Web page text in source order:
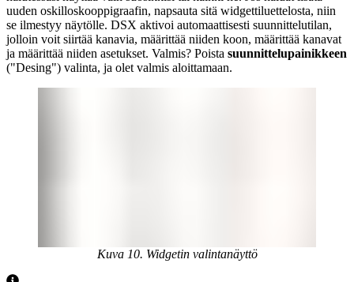
uuden oskilloskooppigraafin, napsauta sitä widgettiluettelosta, niin
se ilmestyy näytölle. DSX aktivoi automaattisesti suunnittelutilan,
jolloin voit siirtää kanavia, määrittää niiden koon, määrittää kanavat
ja määrittää niiden asetukset. Valmis? Poista suunnittelupainikkeen
("Desing") valinta, ja olet valmis aloittamaan.
Kuva 10. Widgetin valintanäyttö